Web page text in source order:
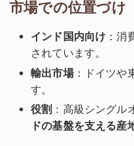
市場での位置づけ
インド国内向け ：
されています。
輸出市場：ドイツや
す。
役割 ：高級シングル
ドの基盤を支える産